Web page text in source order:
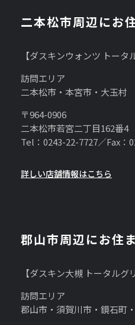
二本松市周辺にお
【ダスキンウォンツ トータ
訪問エリア
二本松市・本宮市・大玉村
〒964-0906
二本松市若宮二丁目162番4
Tel：0243-22-7727／Fax：
詳しい店舗情報はこちら
郡山市周辺にお住
【ダスキン大槻 トータルグ
訪問エリア
郡山市・須賀川市・鏡石町